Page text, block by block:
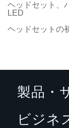
ヘッドセット、
LED
ヘッドセットの
製品・
ビジネ